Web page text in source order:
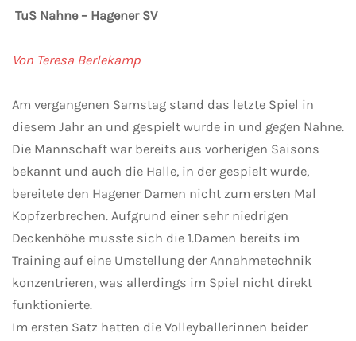
TuS Nahne – Hagener SV
Von Teresa Berlekamp
Am vergangenen Samstag stand das letzte Spiel in
diesem Jahr an und gespielt wurde in und gegen Nahne.
Die Mannschaft war bereits aus vorherigen Saisons
bekannt und auch die Halle, in der gespielt wurde,
bereitete den Hagener Damen nicht zum ersten Mal
Kopfzerbrechen. Aufgrund einer sehr niedrigen
Deckenhöhe musste sich die 1.Damen bereits im
Training auf eine Umstellung der Annahmetechnik
konzentrieren, was allerdings im Spiel nicht direkt
funktionierte.
Im ersten Satz hatten die Volleyballerinnen beider